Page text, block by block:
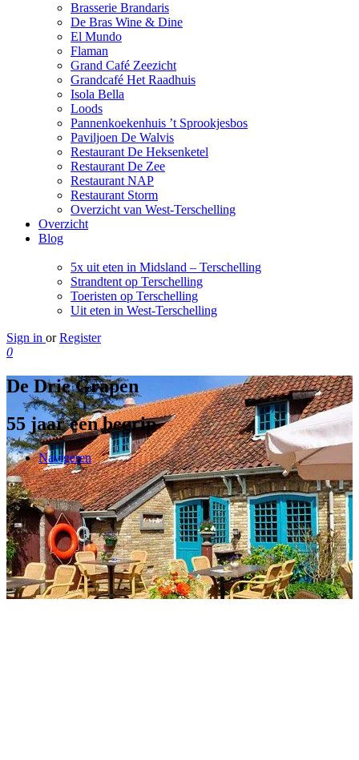
Brasserie Brandaris
De Bras Wine & Dine
El Mundo
Flaman
Grand Café Zeezicht
Grandcafé Het Raadhuis
Isola Bella
Loods
Pannenkoekenhuis ’t Sprookjesbos
Paviljoen De Walvis
Restaurant De Heksenketel
Restaurant De Zee
Restaurant NAP
Restaurant Storm
Overzicht van West-Terschelling
Overzicht
Blog
5x uit eten in Midsland – Terschelling
Strandtent op Terschelling
Toeristen op Terschelling
Uit eten in West-Terschelling
Sign in or Register
0
De Drie Grapen
55 jaar een begrip
Navigeren